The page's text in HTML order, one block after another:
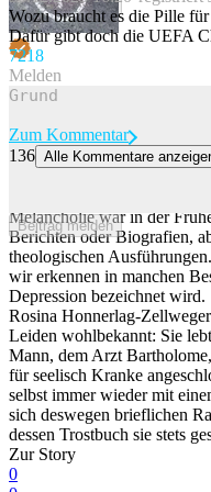
Beitrag melden
Wozu braucht es die Pille
Dafür gibt doch die UEFA
7218
Melden
Beitrag melden
Zum Kommentar
136 Alle Kommentare
Melancholie war in der
Berichten oder Biografien,
theologischen
wir erkennen in manchen
Depression bezeichnet wird.
Rosina Honnerlag-
Leiden wohlbekannt: Sie
Mann, dem Arzt
für seelisch Kranke
selbst immer wieder mit
sich deswegen brieflichen
dessen Trostbuch sie stets
Zur Story
0